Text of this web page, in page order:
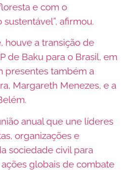
e com o
afirmou.
houve a transição de
de Baku para o Brasil, em
presentes também a
Margareth Menezes, e a
anual que une líderes
organizações e
sociedade civil para
globais de combate